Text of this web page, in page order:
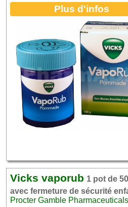
Plus d'infos
Vicks vaporub 1 pot de
avec fermeture de sécurité
Procter Gamble Pharmaceuticals